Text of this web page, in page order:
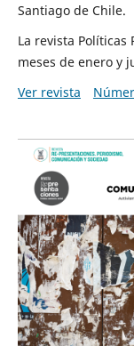
Santiago de Chile.
La revista
meses de enero y
Ver revista